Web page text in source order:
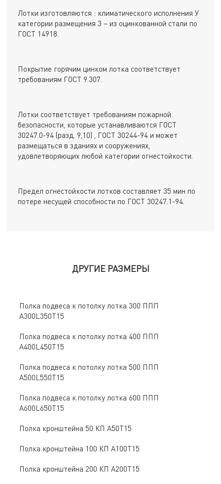
Лотки изготовляются : климатического исполнения У
категории размещения 3 – из оцинкованной стали по
ГОСТ 14918.
Покрытие горячим цинком лотка соответствует
требованиям ГОСТ 9.307.
Лотки соответствует требованиям пожарной
безопасности, которые устанавливаются ГОСТ
30247.0-94 (разд. 9,10) , ГОСТ 30244-94 и может
размещаться в зданиях и сооружениях,
удовлетворяющих любой категории огнестойкости.
Предел огнестойкости лотков составляет 35 мин по
потере несущей способности по ГОСТ 30247.1-94.
ДРУГИЕ РАЗМЕРЫ
Полка подвеса к потолку лотка 300 ППП
А300L350Т15
Полка подвеса к потолку лотка 400 ППП
А400L450Т15
Полка подвеса к потолку лотка 500 ППП
А500L550Т15
Полка подвеса к потолку лотка 600 ППП
А600L650Т15
Полка кронштейна 50 КП А50Т15
Полка кронштейна 100 КП А100Т15
Полка кронштейна 200 КП А200Т15